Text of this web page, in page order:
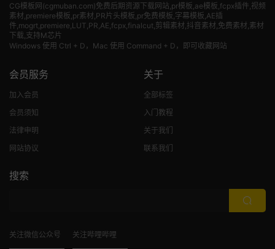
CG模板网(cgmuban.com)免费后期资源下载网站,pr模板,ae模板,fcpx插件,视频
素材 ,premiere模板,pr素材,PR片头模板,pr免费模板,字幕模板,AE插
件,mogrt,premiere,LUT,PR,AE,fcpx,finalcut,剪辑素材,抖音素材,免费素材,素材
下载,支持M芯片
Windows 使用 Ctrl + D，Mac 使用 Command + D，即可收藏网站
会员服务
加入会员
会员须知
法律申明
网站协议
关于
全部标签
入门教程
关于我们
联系我们
搜索
关注微信公众号 关注哔哩哔哩